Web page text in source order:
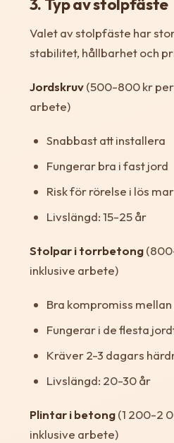
3. Typ av stolpfäste
Valet av stolpfäste har
stabilitet, hållbarhet och
Jordskruv(500-800 kr per
arbete)
Snabbast att installera
Fungerar bra i fast jord
Risk för rörelse i lös
Livslängd: 15-25 år
Stolpar i torrbetong
inklusive arbete)
Bra kompromiss
Fungerar i de flesta
Kräver 2-3 dagars
Livslängd: 20-30 år
Plintar i betong(1 200-2
inklusive arbete)